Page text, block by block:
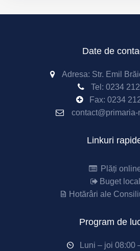
Date de
Adresa: Str. Emil
Tel: 0234
Fax: 0234
contact@primaria-
Linkuri
Plăți
Buget local
Hotărâri ale
Program de
Luni – joi 08:00